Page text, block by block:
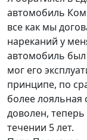
автомобиль
все как мы
нареканий у
автомобиль
мог его
принципе, по
более лояльная
доволен,
течении 5 лет.